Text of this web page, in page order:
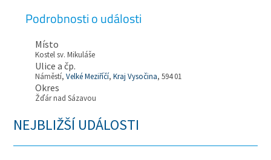
Podrobnosti o události
Místo
Kostel sv. Mikuláše
Ulice a čp.
Náměstí,Velké Meziříčí,Kraj Vysočina, 594 01
Okres
Žďár nad Sázavou
NEJBLIŽŠÍ UDÁLOSTI